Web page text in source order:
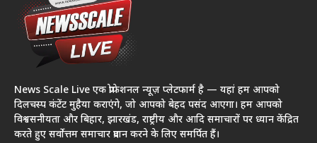
News Scale Live एक प्रोफेशनल न्यूज़ प्लेटफार्म है — यहां हम आपको
दिलचस्प कंटेंट मुहैया कराएंगे, जो आपको बेहद पसंद आएगा। हम आपको
विश्वसनीयता और बिहार, झारखंड, राष्ट्रीय और आदि समाचारों पर ध्यान केंद्रित
करते हुए सर्वोत्तम समाचार प्रदान करने के लिए समर्पित हैं।